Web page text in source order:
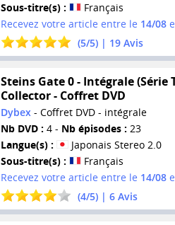
Sous-titre(s) :
Français
Recevez votre article entre le 14/08
(5/5) | 19Avis
Steins Gate 0 - Intégrale (Série
Collector - Coffret DVD
Dybex- Coffret DVD - intégrale
Nb DVD : 4 - Nb épisodes : 23
Langue(s) :
Japonais Stereo 2.0
Sous-titre(s) :
Français
Recevez votre article entre le 14/08
(4/5) | 6Avis